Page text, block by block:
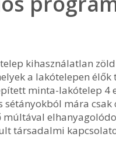
kihasználatlan
a lakótelepen
minta-lakótelep 4
mára
társadalmi